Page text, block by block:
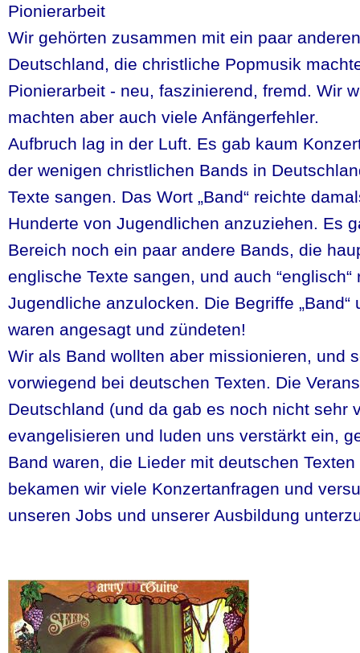
Pionierarbeit
Wir gehörten zusammen mit ein paar
Deutschland, die christliche Popmusik
Pionierarbeit - neu, faszinierend, fremd. Wir
machten aber auch viele Anfängerfehler.
Aufbruch lag in der Luft. Es gab kaum
der wenigen christlichen Bands in
Texte sangen. Das Wort „Band“ reichte
Hunderte von Jugendlichen anzuziehen. Es
Bereich noch ein paar andere Bands, die
englische Texte sangen, und auch “englisch“
Jugendliche anzulocken. Die Begriffe „Band“
waren angesagt und zündeten!
Wir als Band wollten aber missionieren, und
vorwiegend bei deutschen Texten. Die
Deutschland (und da gab es noch nicht sehr
evangelisieren und luden uns verstärkt ein,
Band waren, die Lieder mit deutschen
bekamen wir viele Konzertanfragen und
unseren Jobs und unserer Ausbildung